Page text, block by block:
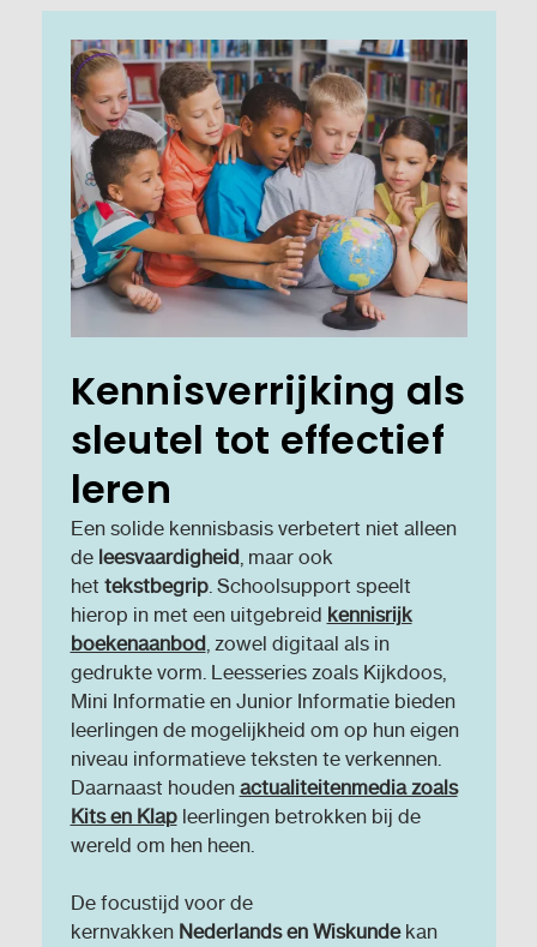
Kennisverrijking als
sleutel tot effectief
leren
Een solide kennisbasis verbetert niet alleen
de leesvaardigheid, maar ook
het tekstbegrip. Schoolsupport speelt
hierop in met een uitgebreid kennisrijk
boekenaanbod, zowel digitaal als in
gedrukte vorm. Leesseries zoals Kijkdoos,
Mini Informatie en Junior Informatie bieden
leerlingen de mogelijkheid om op hun eigen
niveau informatieve teksten te verkennen.
Daarnaast houden actualiteitenmedia zoals
Kits en Klap leerlingen betrokken bij de
wereld om hen heen.
De focustijd voor de
kernvakken Nederlands en Wiskundekan